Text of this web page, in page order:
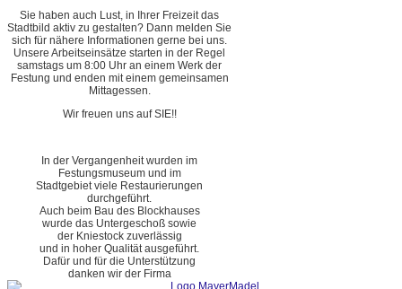
Sie haben auch Lust, in Ihrer Freizeit das
Stadtbild aktiv zu gestalten? Dann melden Sie
sich für nähere Informationen gerne bei uns.
Unsere Arbeitseinsätze starten in der Regel
samstags um 8:00 Uhr an einem Werk der
Festung und enden mit einem gemeinsamen
Mittagessen.
Wir freuen uns auf SIE!!
In der Vergangenheit wurden im
Festungsmuseum und im
Stadtgebiet viele Restaurierungen
durchgeführt.
Auch beim Bau des Blockhauses
wurde das Untergeschoß sowie
der Kniestock zuverlässig
und in hoher Qualität ausgeführt.
Dafür und für die Unterstützung
danken wir der Firma